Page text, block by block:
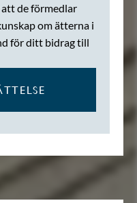
de förmedlar
om ätterna i
för ditt bidrag till